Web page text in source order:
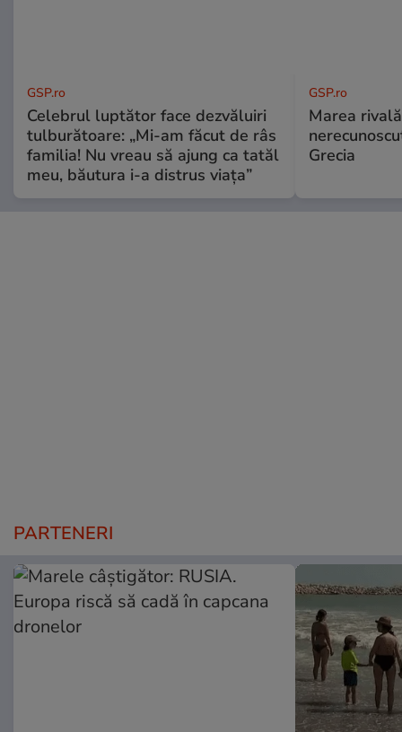
GSP.ro
Celebrul luptător face dezvăluiri
tulburătoare: „Mi-am făcut de râs
familia! Nu vreau să ajung ca tatăl
meu, băutura i-a distrus viața”
GSP.ro
Marea
Grecia
PARTENERI